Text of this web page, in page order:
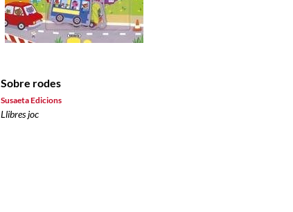
Sobre rodes
Susaeta Edicions
Llibres joc